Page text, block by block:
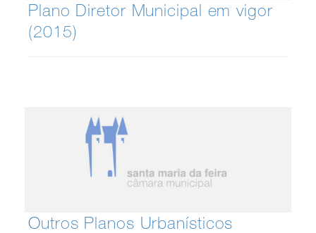
Plano Diretor Municipal em vigor
(2015)
Outros Planos Urbanísticos